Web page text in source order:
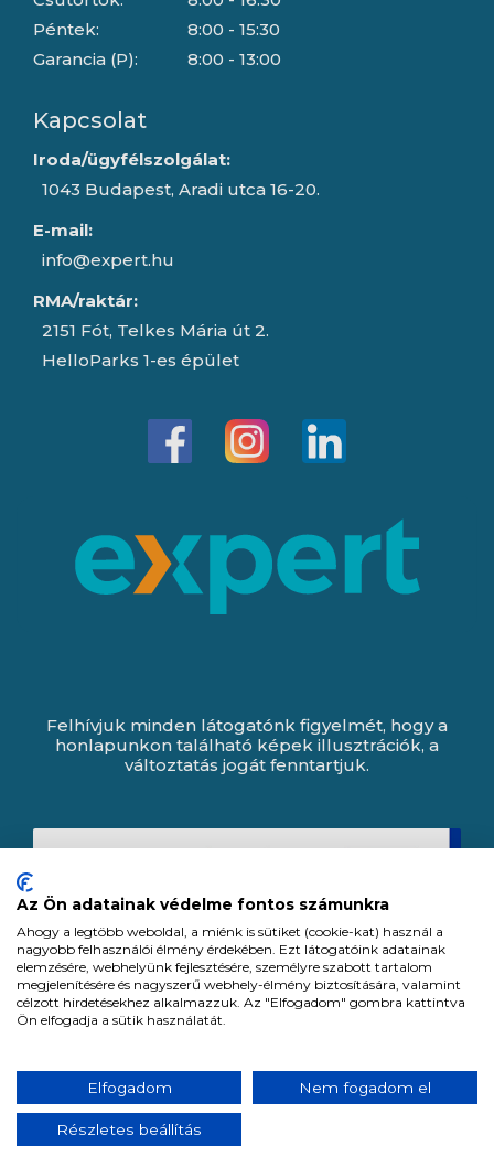
Péntek:
Garancia (P):
8:00 - 15:30
8:00 - 13:00
Kapcsolat
Iroda/ügyfélszolgálat:
1043 Budapest, Aradi utca 16-20.
E-mail:
info@expert.hu
RMA/raktár:
2151 Fót, Telkes Mária út 2.
HelloParks 1-es épület
Felhívjuk minden látogatónk figyelmét, hogy a
honlapunkon található képek illusztrációk, a
változtatás jogát fenntartjuk.
Minden jog fenntartva. All rights reserved.
Tervezte és készítette:
Vision-Software, az Octopus 8 ERP forgalmazója.
Az Ön adatainak védelme fontos számunkra
Ahogy a legtöbb weboldal, a miénk is sütiket (cookie-kat) használ a
nagyobb felhasználói élmény érdekében. Ezt látogatóink adatainak
elemzésére, webhelyünk fejlesztésére, személyre szabott tartalom
megjelenítésére és nagyszerű webhely-élmény biztosítására, valamint
célzott hirdetésekhez alkalmazzuk. Az "Elfogadom" gombra kattintva
Ön elfogadja a sütik használatát.
Elfogadom Nem fogadom el
Részletes beállítás